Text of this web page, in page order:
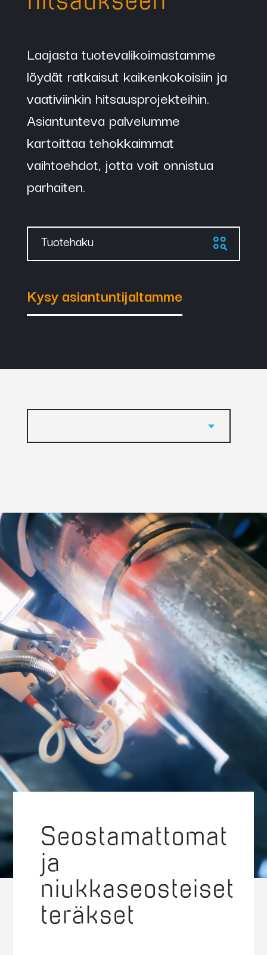
Laajasta tuotevalikoimastamme
löydät ratkaisut kaikenkokoisiin ja
vaativiinkin hitsausprojekteihin.
Asiantunteva palvelumme
kartoittaa tehokkaimmat
vaihtoehdot, jotta voit onnistua
parhaiten.
Tuotehaku
Kysy asiantuntijaltamme
Seostamattomat
ja
niukkaseosteiset
teräkset